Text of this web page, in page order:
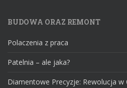
BUDOWA ORAZ REMONT
Polaczenia z praca
Patelnia – ale jaka?
Diamentowe Precyzje: Rewolucja w